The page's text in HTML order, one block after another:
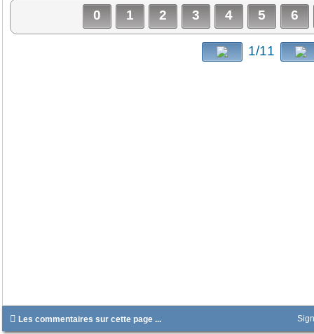
0 1 2 3 4 5 6
1/11
 Les commentaires sur cette page ...